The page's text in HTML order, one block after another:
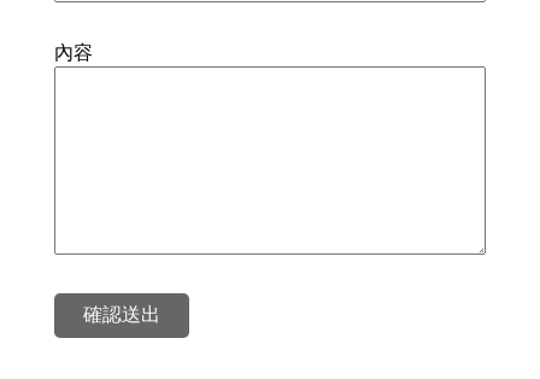
內容
確認送出